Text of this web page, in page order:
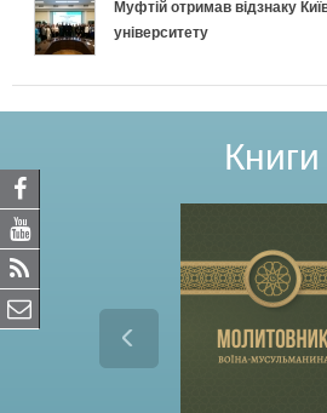
Муфтій отримав відзнаку
університету
Книги